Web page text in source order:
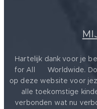
Hartelijk dank voor je
for All ❤️ Worldwide.
op deze website voor
alle toekomstige
verbonden wat nu